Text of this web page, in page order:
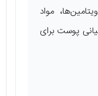
مواد
پوست برای